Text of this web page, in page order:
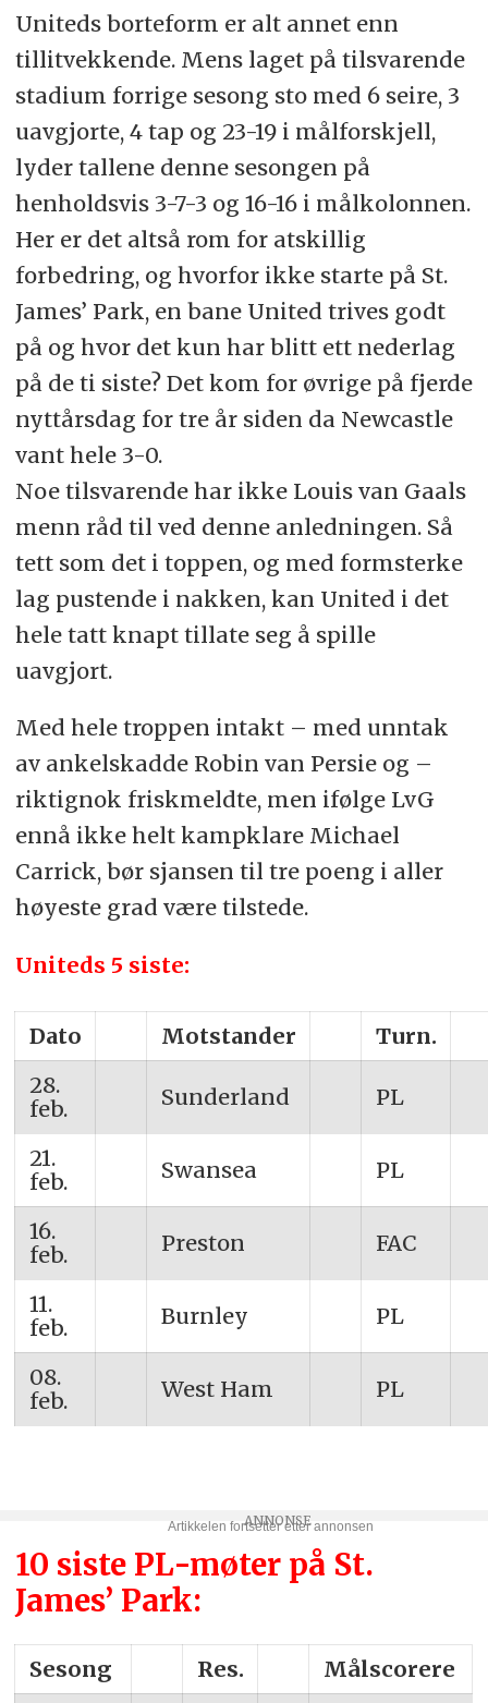
Uniteds borteform er alt annet enn
tillitvekkende. Mens laget på tilsvarende
stadium forrige sesong sto med 6 seire, 3
uavgjorte, 4 tap og 23-19 i målforskjell,
lyder tallene denne sesongen på
henholdsvis 3-7-3 og 16-16 i målkolonnen.
Her er det altså rom for atskillig
forbedring, og hvorfor ikke starte på St.
James’ Park, en bane United trives godt
på og hvor det kun har blitt ett nederlag
på de ti siste? Det kom for øvrige på fjerde
nyttårsdag for tre år siden da Newcastle
vant hele 3-0.
Noe tilsvarende har ikke Louis van Gaals
menn råd til ved denne anledningen. Så
tett som det i toppen, og med formsterke
lag pustende i nakken, kan United i det
hele tatt knapt tillate seg å spille
uavgjort.
Med hele troppen intakt – med unntak
av ankelskadde Robin van Persie og –
riktignok friskmeldte, men ifølge LvG
ennå ikke helt kampklare Michael
Carrick, bør sjansen til tre poeng i aller
høyeste grad være tilstede.
Uniteds 5 siste:
Dato Motstander Turn.
28.
feb.
Sunderland PL
21.
feb.
Swansea PL
16.
feb.
Preston FAC
11.
feb.
Burnley PL
08.
feb.
West Ham PL
10 siste PL-møter på St.
James’ Park:
Sesong Res. Målscorere